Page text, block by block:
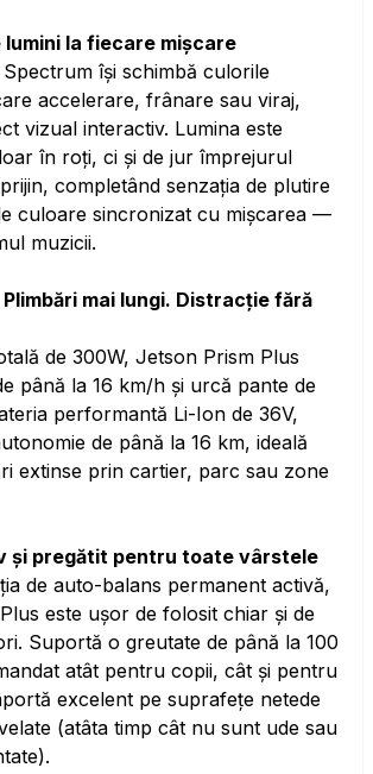
la fiecare mișcare
își schimbă culorile
accelerare, frânare sau viraj,
vizual interactiv. Lumina este
în roți, ci și de jur împrejurul
completând senzația de plutire
culoare sincronizat cu mișcarea —
muzicii.
mai lungi. Distracție fără
de 300W, Jetson Prism Plus
până la 16 km/h și urcă pante de
performantă Li-Ion de 36V,
de până la 16 km, ideală
extinse prin cartier, parc sau zone
și pregătit pentru toate vârstele
de auto-balans permanent activă,
este ușor de folosit chiar și de
Suportă o greutate de până la 100
atât pentru copii, cât și pentru
excelent pe suprafețe netede
(atâta timp cât nu sunt ude sau